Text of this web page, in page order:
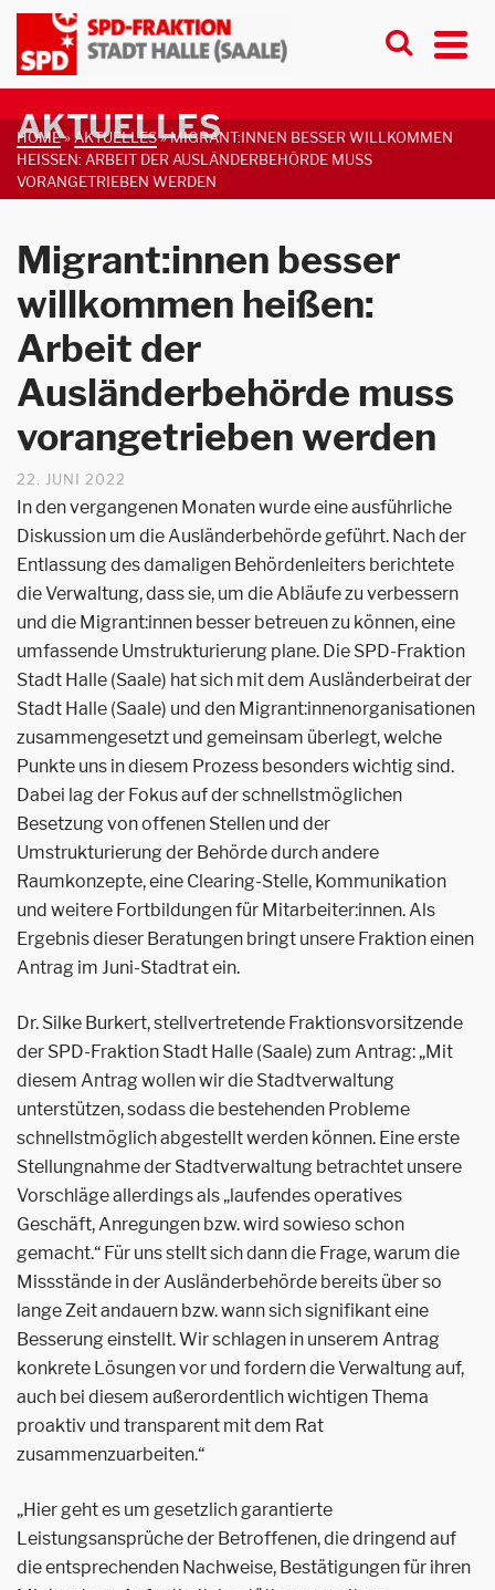
AKTUELLES
HOME»AKTUELLES»MIGRANT:INNEN BESSER WILLKOMMEN
HEISSEN: ARBEIT DER AUSLÄNDERBEHÖRDE MUSS V
ORANGETRIEBEN WERDEN
Migrant:innen besser
willkommen heißen:
Arbeit der
Ausländerbehörde muss
vorangetrieben werden
22. JUNI 2022
In den vergangenen Monaten wurde eine ausführliche
Diskussion um die Ausländerbehörde geführt. Nach der
Entlassung des damaligen Behördenleiters berichtete
die Verwaltung, dass sie, um die Abläufe zu verbessern
und die Migrant:innen besser betreuen zu können, eine
umfassende Umstrukturierung plane. Die SPD-Fraktion
Stadt Halle (Saale) hat sich mit dem Ausländerbeirat der
Stadt Halle (Saale) und den Migrant:innenorganisationen
zusammengesetzt und gemeinsam überlegt, welche
Punkte uns in diesem Prozess besonders wichtig sind.
Dabei lag der Fokus auf der schnellstmöglichen
Besetzung von offenen Stellen und der
Umstrukturierung der Behörde durch andere
Raumkonzepte, eine Clearing-Stelle, Kommunikation
und weitere Fortbildungen für Mitarbeiter:innen. Als
Ergebnis dieser Beratungen bringt unsere Fraktion einen
Antrag im Juni-Stadtrat ein.
Dr. Silke Burkert, stellvertretende Fraktionsvorsitzende
der SPD-Fraktion Stadt Halle (Saale) zum Antrag: „Mit
diesem Antrag wollen wir die Stadtverwaltung
unterstützen, sodass die bestehenden Probleme
schnellstmöglich abgestellt werden können. Eine erste
Stellungnahme der Stadtverwaltung betrachtet unsere
Vorschläge allerdings als „laufendes operatives
Geschäft, Anregungen bzw. wird sowieso schon
gemacht.“ Für uns stellt sich dann die Frage, warum die
Missstände in der Ausländerbehörde bereits über so
lange Zeit andauern bzw. wann sich signifikant eine
Besserung einstellt. Wir schlagen in unserem Antrag
konkrete Lösungen vor und fordern die Verwaltung auf,
auch bei diesem außerordentlich wichtigen Thema
proaktiv und transparent mit dem Rat
zusammenzuarbeiten.“
„Hier geht es um gesetzlich garantierte
Leistungsansprüche der Betroffenen, die dringend auf
dieentsprechenden Nachweise, Bestätigungen für ihren